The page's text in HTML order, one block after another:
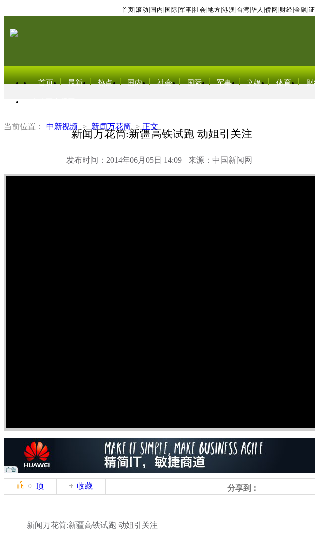
首页 滚动 国内 国际 军事 社会 地方 港澳 台湾 华人 侨网 财经 金融
首页 最新 热点 国内 社会 国际 军事 文娱 体育 财
当前位置： 中新视频 > 新闻万花筒 > 正文
新闻万花筒:新疆高铁试跑 动姐引关注
发布时间：2014年06月05日 14:09 来源：中国新闻网
0 顶 收藏 分享到：
新闻万花筒:新疆高铁试跑 动姐引关注